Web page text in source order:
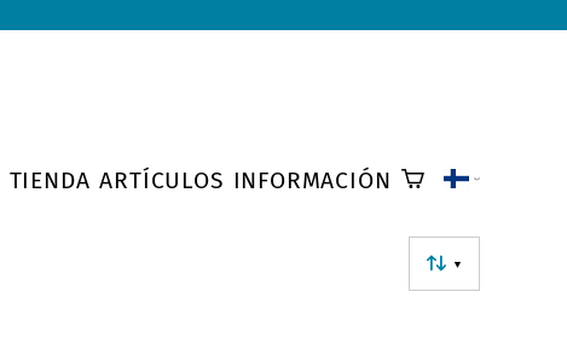
TIENDA ARTÍCULOS INFORMACIÓN
▼